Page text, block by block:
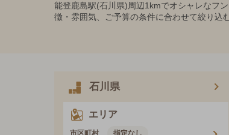
能登鹿島駅(石川県)周辺1kmでオシャレなフ
徴・雰囲気、ご予算の条件に合わせて絞り込
石川県
エリア
市区町村 指定なし